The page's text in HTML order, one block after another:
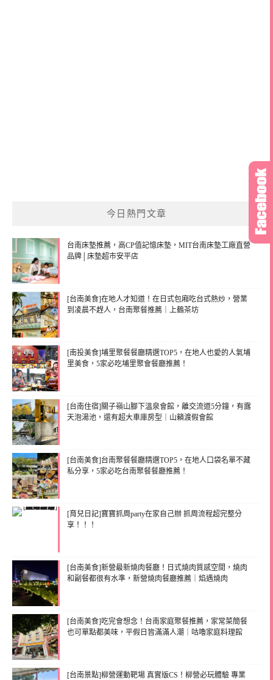
今日熱門文章
台南床墊推薦，高CP值記憶床墊，MIT台南床墊工廠直營
品牌│床墊超市安平店
[台南美食]在地人才知道！在日式包廂吃台式熱炒，營業
到凌晨不趕人，台南聚餐推薦｜上鶴茶坊
[南投美食]埔里聚餐餐廳精選TOP5，在地人也愛的人氣埔
里美食，5家必吃埔里聚會餐廳推薦！
[台南住宿]關子嶺山腳下溫泉會館，離交流道5分鐘，有露
天泡湯池，還有超大車庫房型｜山籟渡假會館
[台南美食]台南聚餐餐廳精選TOP5，在地人口袋名單不藏
私分享，5家必吃台南聚餐餐廳推薦！
[育兒日記]寶寶抓周party在家自己辦 抓周流程超完整分
享！！！
[台南美食]新營最新燒肉餐廳！日式燒肉質感空間，燒肉
和副餐都很有水準，新營燒肉餐廳推薦｜焰遇燒肉
[台南美食]吃完會想念！台南家庭聚餐推薦，家常菜簡餐
也可單點都美味，平假日皆滿滿人潮｜咕嚕家庭料理館
[台南景點]柳營運動靶場 真實版CS！柳營必玩體驗 專業